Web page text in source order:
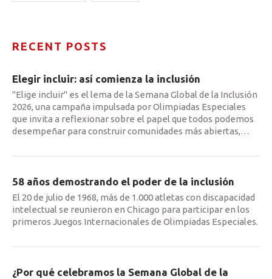
RECENT POSTS
Elegir incluir: así comienza la inclusión
"Elige incluir" es el lema de la Semana Global de la Inclusión
2026, una campaña impulsada por Olimpiadas Especiales
que invita a reflexionar sobre el papel que todos podemos
desempeñar para construir comunidades más abiertas,…
58 años demostrando el poder de la inclusión
El 20 de julio de 1968, más de 1.000 atletas con discapacidad
intelectual se reunieron en Chicago para participar en los
primeros Juegos Internacionales de Olimpiadas Especiales.
¿Por qué celebramos la Semana Global de la